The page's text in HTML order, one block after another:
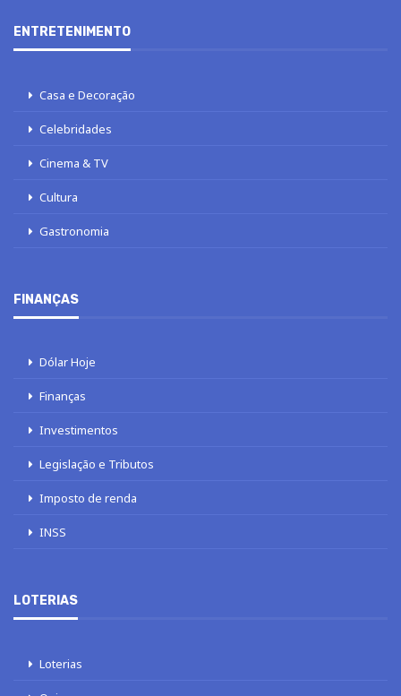
ENTRETENIMENTO
Casa e Decoração
Celebridades
Cinema & TV
Cultura
Gastronomia
FINANÇAS
Dólar Hoje
Finanças
Investimentos
Legislação e Tributos
Imposto de renda
INSS
LOTERIAS
Loterias